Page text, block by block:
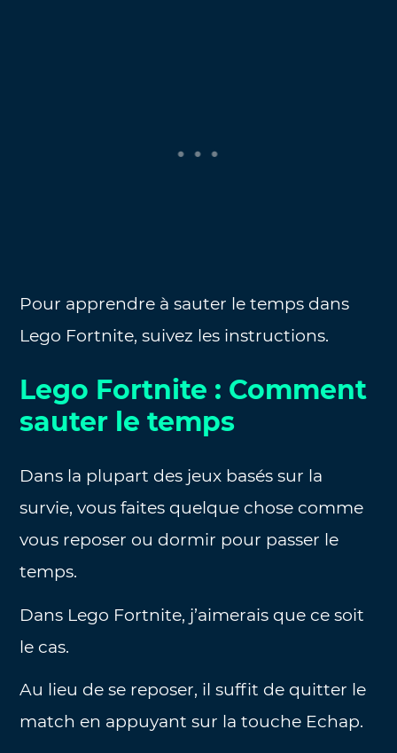
Pour apprendre à sauter le temps dans
Lego Fortnite, suivez les instructions.
Lego Fortnite : Comment
sauter le temps
Dans la plupart des jeux basés sur la
survie, vous faites quelque chose comme
vous reposer ou dormir pour passer le
temps.
Dans Lego Fortnite, j’aimerais que ce soit
le cas.
Au lieu de se reposer, il suffit de quitter le
match en appuyant sur la touche Echap.